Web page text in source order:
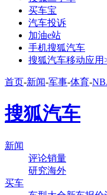
买车宝
汽车投诉
加油e站
手机搜狐汽车
搜狐汽车移动应用
首页-新闻-军事-体育-
搜狐汽车
新闻
评论销量
研究海外
买车